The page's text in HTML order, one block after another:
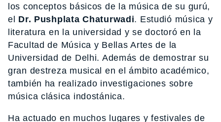
los conceptos básicos de la música de su gurú,
el Dr. Pushplata Chaturwadi. Estudió música y
literatura en la universidad y se doctoró en la
Facultad de Música y Bellas Artes de la
Universidad de Delhi. Además de demostrar su
gran destreza musical en el ámbito académico,
también ha realizado investigaciones sobre
música clásica indostánica.
Ha actuado en muchos lugares y festivales de